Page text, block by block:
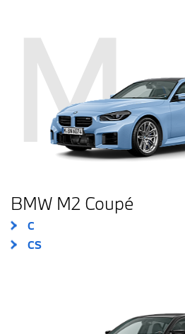
BMW M2 Coupé
C
CS
M